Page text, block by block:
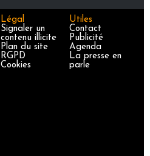
Légal
Signaler un
contenu illicite
Plan du site
RGPD
Cookies
Utiles
Contact
Publicité
Agenda
La presse en
parle